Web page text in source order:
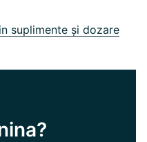
suplimente și dozare